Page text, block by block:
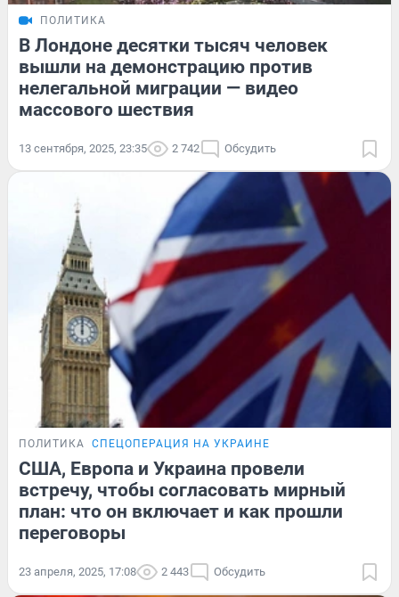
ПОЛИТИКА
В Лондоне десятки тысяч человек
вышли на демонстрацию против
нелегальной миграции — видео
массового шествия
13 сентября, 2025, 23:35 2 742 Обсудить
ПОЛИТИКА СПЕЦОПЕРАЦИЯ НА УКРАИНЕ
США, Европа и Украина провели
встречу, чтобы согласовать мирный
план: что он включает и как прошли
переговоры
23 апреля, 2025, 17:08 2 443 Обсудить